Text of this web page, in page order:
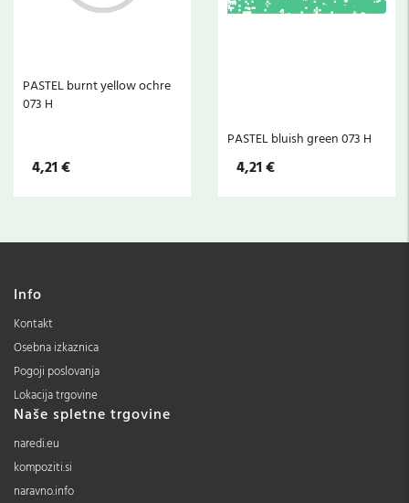
PASTEL burnt yellow ochre
073 H
4,21 €
PASTEL bluish green 073 H
4,21 €
Info
Kontakt
Osebna izkaznica
Pogoji poslovanja
Lokacija trgovine
Naše spletne trgovine
naredi.eu
kompoziti.si
naravno.info